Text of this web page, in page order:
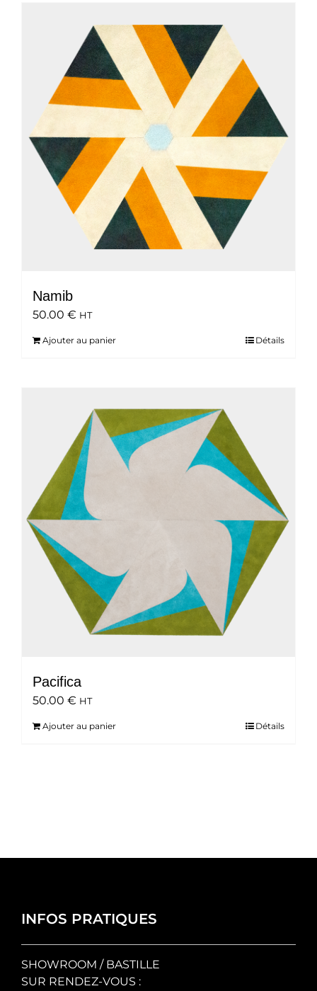
Namib
50.00 € HT
Ajouter au panier Détails
Pacifica
50.00 € HT
Ajouter au panier Détails
INFOS PRATIQUES
SHOWROOM / BASTILLE
SUR RENDEZ-VOUS :